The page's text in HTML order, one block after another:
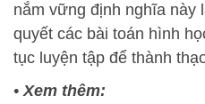
nắm vững định nghĩa này
quyết các bài toán hình
tục luyện tập để thành
•Xem thêm: